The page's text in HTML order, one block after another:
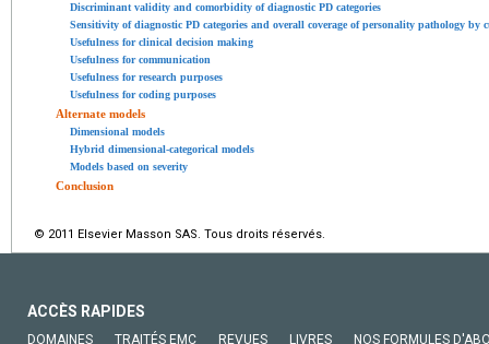
Discriminant validity and comorbidity of diagnostic PD categories
Sensitivity of diagnostic PD categories and overall coverage of personality pathology by
Usefulness for clinical decision making
Usefulness for communication
Usefulness for research purposes
Usefulness for coding purposes
Alternate models
Dimensional models
Hybrid dimensional-categorical models
Models based on severity
Conclusion
© 2011 Elsevier Masson SAS. Tous droits réservés.
ACCÈS RAPIDES
DOMAINES TRAITÉS EMC REVUES LIVRES NOS FORMULES